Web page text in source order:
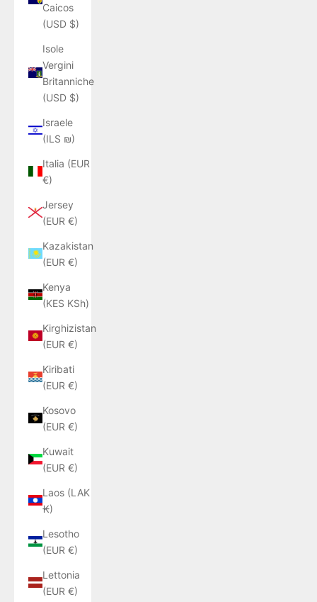
Caicos
(USD $)
Isole
Vergini
Britanniche
(USD $)
Israele
(ILS ₪)
Italia (EUR
€)
Jersey
(EUR €)
Kazakistan
(EUR €)
Kenya
(KES KSh)
Kirghizistan
(EUR €)
Kiribati
(EUR €)
Kosovo
(EUR €)
Kuwait
(EUR €)
Laos (LAK
₭)
Lesotho
(EUR €)
Lettonia
(EUR €)